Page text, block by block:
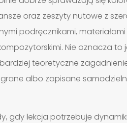
oraz zeszyty nutowe z
podręcznikami, materiałami
Nie oznacza to
teoretyczne
albo zapisane
gdy lekcja potrzebuje